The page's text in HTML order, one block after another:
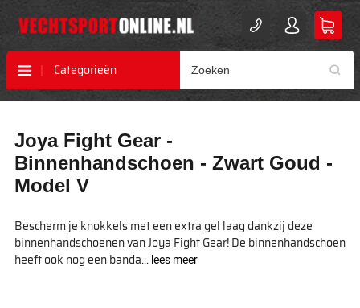
Categorieën
naar
het
einde
van
afbeeldingen-
gallerij
naar
het
begin
van
afbeeldingen-
gallerij
Joya Fight Gear -
Binnenhandschoen - Zwart Goud -
Model V
Bescherm je knokkels met een extra gel laag dankzij deze
binnenhandschoenen van Joya Fight Gear! De binnenhandschoen
heeft ook nog een banda... lees meer